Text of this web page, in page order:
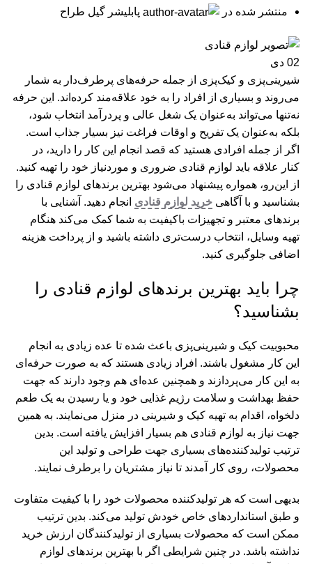
منتشر شده در پابلیشر گیل طراح
02 دی
شیرینی‌پزی و کیک‌پزی از جمله حرفه‌های پرطرف‌دار به شمار
می‌روند و بسیاری از افراد را به خود علاقه‌مند کرده‌اند. این حرفه
نه‌تنها می‌تواند به‌عنوان یک شغل عالی و پردرآمد انتخاب شود،
بلکه به‌عنوان یک تفریح و اوقات فراغت نیز بسیار جذاب است.
اگر از جمله افرادی هستید که قصد انجام این کار را دارید، در
کنار علاقه باید لوازم قنادی ضروری و موردنیاز خود را تهیه کنید.
از این‌رو، همواره پیشنهاد می‌شود بهترین برندهای لوازم قنادی را
بشناسید و با آگاهی خرید لوازم قنادی انجام دهید. آشنایی با
برندهای معتبر و تجهیزات باکیفیت به شما کمک می‌کند هنگام
تهیه وسایل، انتخاب درست‌تری داشته باشید و از پرداخت هزینه
اضافی جلوگیری کنید.
چرا باید بهترین برندهای لوازم قنادی را
بشناسید؟
محبوبیت کیک و شیرینی‌پزی باعث شده تا عده زیادی به انجام
این کار مشغول باشند. افراد زیادی هستند که به صورت حرفه‌ای
به این کار می‌پردازند و همچنین عده‌ای هم وجود دارند که جهت
حفظ بهداشت و سلامت رژیم غذایی خود و یا رسیدن به یک طعم
دلخواه، اقدام به تهیه کیک و شیرینی در منزل می‌نمایند. به همین
جهت نیاز به لوازم قنادی هم بسیار افزایش یافته است. بدین
ترتیب تولیدکننده‌های بسیاری جهت طراحی و تولید این
محصولات، روی کار آمدند تا نیاز مشتریان را برطرف نمایند.
بدیهی است که هر تولیدکننده محصولات خود را با کیفیت متفاوت
و طبق استانداردهای خاص خودش تولید می‌کند. بدین ترتیب
ممکن است که محصولات بسیاری از تولیدکنندگان ارزش خرید
نداشته باشد. در چنین شرایطی اگر با بهترین برندهای لوازم